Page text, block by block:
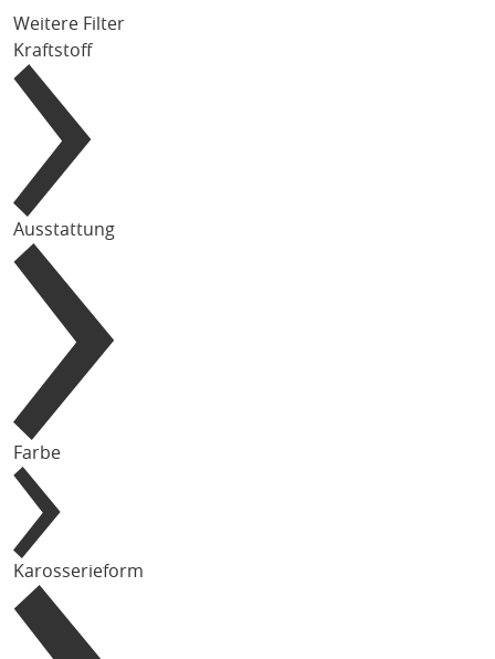
Weitere Filter
Kraftstoff
Ausstattung
Farbe
Karosserieform